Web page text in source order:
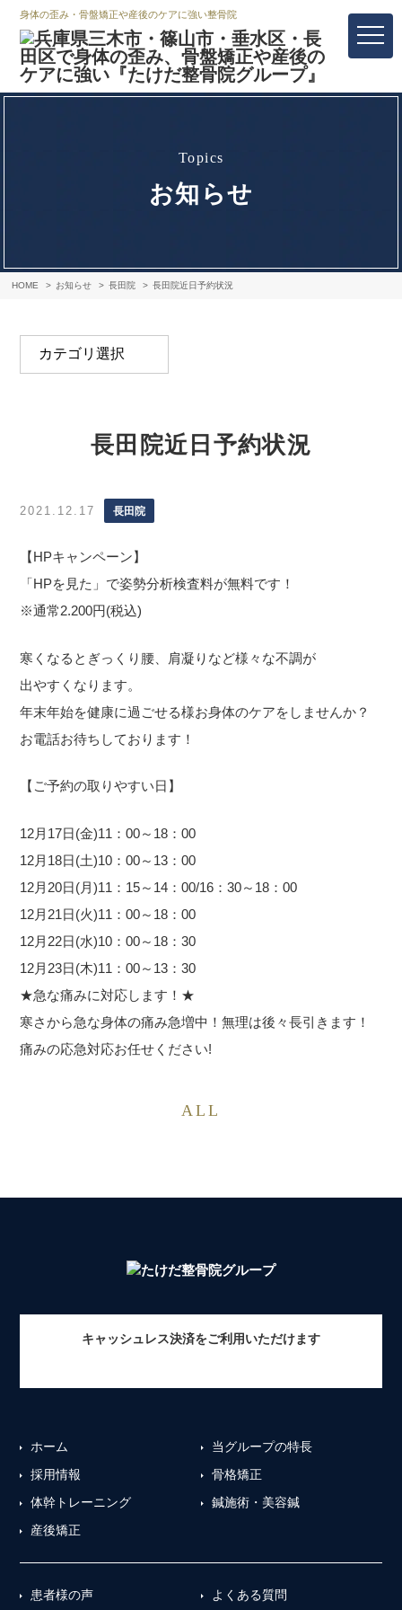
身体の歪み・骨盤矯正や産後のケアに強い整骨院
topics
お知らせ
HOME お知らせ 長田院 長田院近日予約状況
長田院近日予約状況
2021.12.17 長田院
【HPキャンペーン】
「HPを見た」で姿勢分析検査料が無料です！
※通常2.200円(税込)
寒くなるとぎっくり腰、肩凝りなど様々な不調が
出やすくなります。
年末年始を健康に過ごせる様お身体のケアをしませんか？
お電話お待ちしております！
【ご予約の取りやすい日】
12月17日(金)11：00～18：00
12月18日(土)10：00～13：00
12月20日(月)11：15～14：00/16：30～18：00
12月21日(火)11：00～18：00
12月22日(水)10：00～18：30
12月23日(木)11：00～13：30
★急な痛みに対応します！★
寒さから急な身体の痛み急増中！無理は後々長引きます！
痛みの応急対応お任せください!
ALL
キャッシュレス決済をご利用いただけます
ホーム
当グループの特長
採用情報
骨格矯正
体幹トレーニング
鍼施術・美容鍼
産後矯正
患者様の声 よくある質問